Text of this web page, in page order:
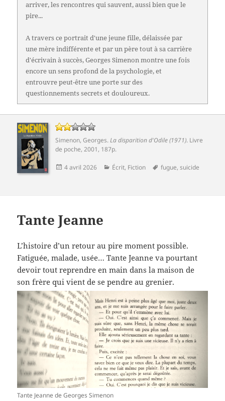
arriver, les rencontres qui sauvent, aussi bien que le
pire...
A travers ce portrait d'une jeune fille, délaissée par
une mère indifférente et par un père tout à sa carrière
d'écrivain à succès, Georges Simenon montre une fois
encore un sens profond de la psychologie, et
entrouvre peut-être une porte sur des
questionnements secrets et douloureux.
Simenon, Georges.La disparition d'Odile (1971). Livre
de poche, 2001, 187p.
Publié
4 avril 2026 Catégories
Écrit, Fiction
Mots-
fugue,suicide
Tante Jeanne
L’histoire d’un retour au pire moment possible.
Fatiguée, malade, usée… Tante Jeanne va pourtant
devoir tout reprendre en main dans la maison de
son frère qui vient de se pendre au grenier.
Tante Jeanne de Georges Simenon